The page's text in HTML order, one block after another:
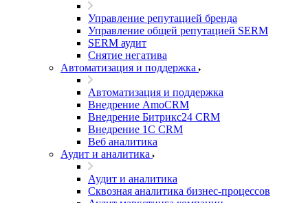
Управление репутацией бренда
Управление общей репутацией SERM
SERM аудит
Снятие негатива
Автоматизация и поддержка
Автоматизация и поддержка
Внедрение AmoCRM
Внедрение Битрикс24 CRM
Внедрение 1C CRM
Веб аналитика
Аудит и аналитика
Аудит и аналитика
Сквозная аналитика бизнес-процессов